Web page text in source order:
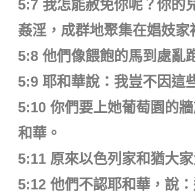
5:7 我怎能赦免你呢？你的
姦淫，成群地聚集在娼妓家
5:8 他們像餵飽的馬到處亂
5:9 耶和華說：我豈不因這
5:10 你們要上她葡萄園的
和華。
5:11 原來以色列家和猶大
5:12 他們不認耶和華，說